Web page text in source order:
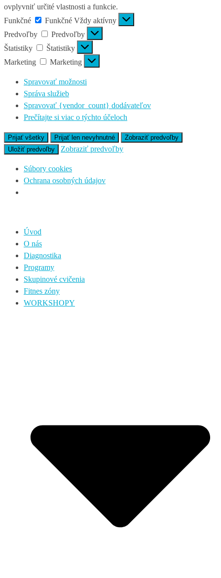
ovplyvniť určité vlastnosti a funkcie.
Funkčné
Funkčné Vždy aktívny
Predvoľby
Predvoľby
Štatistiky
Štatistiky
Marketing
Marketing
Spravovať možnosti
Správa služieb
Spravovať {vendor_count} dodávateľov
Prečítajte si viac o týchto účeloch
Prijať všetky Prijať len nevyhnutné
Zobraziť predvoľby
Uložiť predvoľby
Zobraziť predvoľby
Súbory cookies
Ochrana osobných údajov
Úvod
O nás
Diagnostika
Programy
Skupinové cvičenia
Fitnes zóny
WORKSHOPY